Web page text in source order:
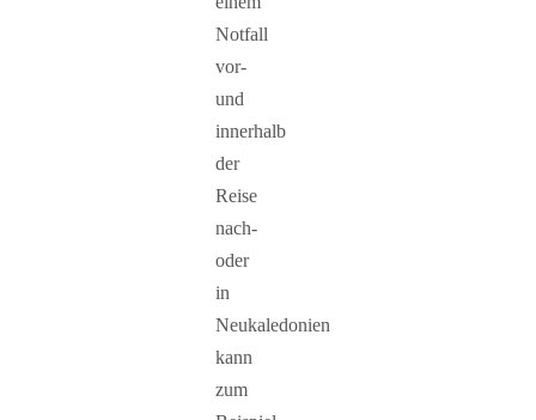
Notfall
vor-
und
innerhalb
der
Reise
nach-
oder
in
Neukaledonien
kann
zum